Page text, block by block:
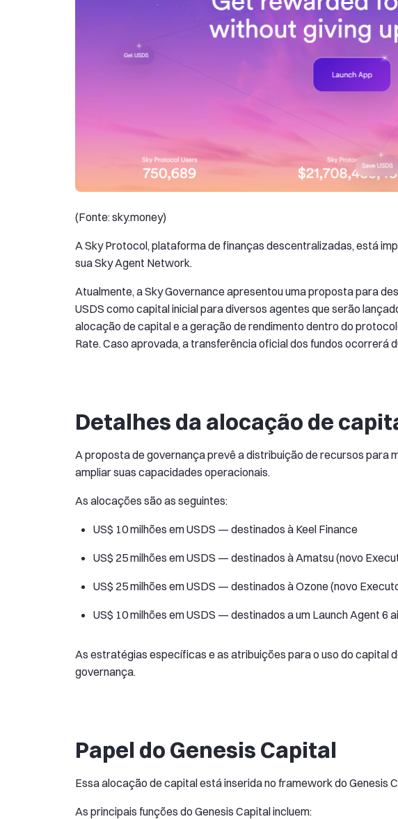
(Fonte: sky.money)
A Sky Protocol, plataforma de finanças descentralizadas, está
sua Sky Agent Network.
Atualmente, a Sky Governance apresentou uma proposta para
USDS como capital inicial para diversos agentes que serão
alocação de capital e a geração de rendimento dentro do
Rate. Caso aprovada, a transferência oficial dos fundos ocorrerá
Detalhes da alocação de
A proposta de governança prevê a distribuição de recursos para
ampliar suas capacidades operacionais.
As alocações são as seguintes:
US$ 10 milhões em USDS — destinados à Keel Finance
US$ 25 milhões em USDS — destinados à Amatsu (novo
US$ 25 milhões em USDS — destinados à Ozone (novo
US$ 10 milhões em USDS — destinados a um Launch Agent 6
As estratégias específicas e as atribuições para o uso do capital
governança.
Papel do Genesis Capital
Essa alocação de capital está inserida no framework do Genesis
As principais funções do Genesis Capital incluem: